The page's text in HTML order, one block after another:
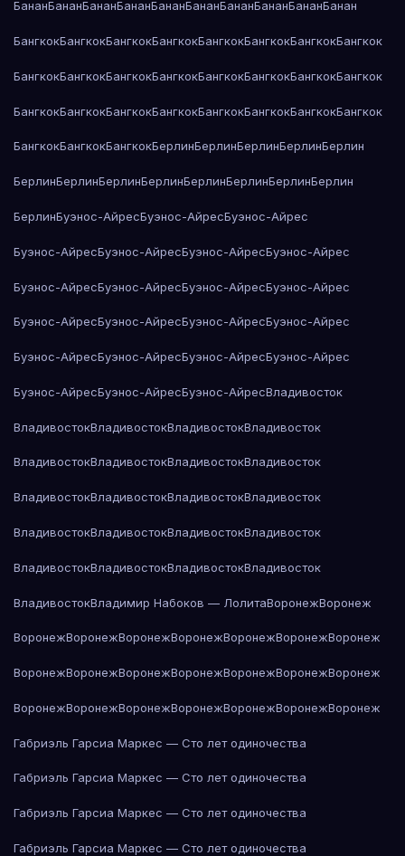
БананБананБананБананБананБананБананБананБананБанан
БангкокБангкокБангкокБангкокБангкокБангкокБангкокБангкок
БангкокБангкокБангкокБангкокБангкокБангкокБангкокБангкок
БангкокБангкокБангкокБангкокБангкокБангкокБангкокБангкок
БангкокБангкокБангкокБерлинБерлинБерлинБерлинБерлин
БерлинБерлинБерлинБерлинБерлинБерлинБерлинБерлин
БерлинБуэнос-АйресБуэнос-АйресБуэнос-Айрес
Буэнос-АйресБуэнос-АйресБуэнос-АйресБуэнос-Айрес
Буэнос-АйресБуэнос-АйресБуэнос-АйресБуэнос-Айрес
Буэнос-АйресБуэнос-АйресБуэнос-АйресБуэнос-Айрес
Буэнос-АйресБуэнос-АйресБуэнос-АйресБуэнос-Айрес
Буэнос-АйресБуэнос-АйресБуэнос-АйресВладивосток
ВладивостокВладивостокВладивостокВладивосток
ВладивостокВладивостокВладивостокВладивосток
ВладивостокВладивостокВладивостокВладивосток
ВладивостокВладивостокВладивостокВладивосток
ВладивостокВладивостокВладивостокВладивосток
ВладивостокВладимир Набоков — ЛолитаВоронежВоронеж
ВоронежВоронежВоронежВоронежВоронежВоронежВоронеж
ВоронежВоронежВоронежВоронежВоронежВоронежВоронеж
ВоронежВоронежВоронежВоронежВоронежВоронежВоронеж
Габриэль Гарсиа Маркес — Сто лет одиночества
Габриэль Гарсиа Маркес — Сто лет одиночества
Габриэль Гарсиа Маркес — Сто лет одиночества
Габриэль Гарсиа Маркес — Сто лет одиночества